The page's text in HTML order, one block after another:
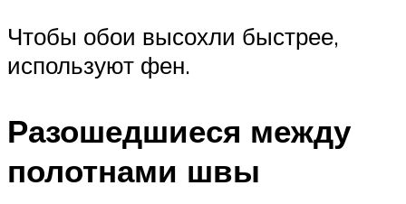
Чтобы обои высохли быстрее,
используют фен.
Разошедшиеся между
полотнами швы